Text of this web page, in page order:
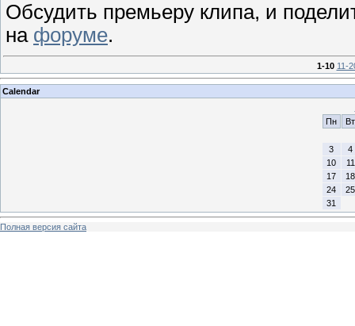
Обсудить премьеру клипа, и
на форуме.
1-10 11-
Calendar
Пн
Вт
3
4
10
11
17
18
24
25
31
Полная версия сайта